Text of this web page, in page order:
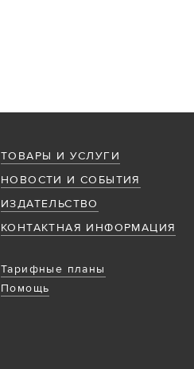
ТОВАРЫ И УСЛУГИ
НОВОСТИ И СОБЫТИЯ
ИЗДАТЕЛЬСТВО
КОНТАКТНАЯ ИНФОРМАЦИЯ
Тарифные планы
Помощь